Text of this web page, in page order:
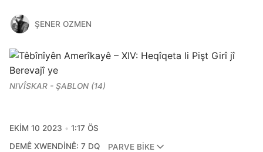
ŞENER OZMEN
NIVÎSKAR - ŞABLON (14)
EKIM 10 2023
1:17 ÖS
DEMÊ XWENDINÊ: 7 DQ
PARVE BIKE